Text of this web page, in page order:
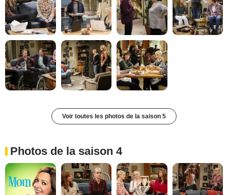
Voir toutes les photos de la saison 5
Photos de la saison 4